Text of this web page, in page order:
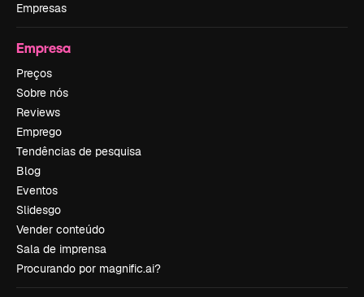
Empresas
Empresa
Preços
Sobre nós
Reviews
Emprego
Tendências de pesquisa
Blog
Eventos
Slidesgo
Vender conteúdo
Sala de imprensa
Procurando por magnific.ai?